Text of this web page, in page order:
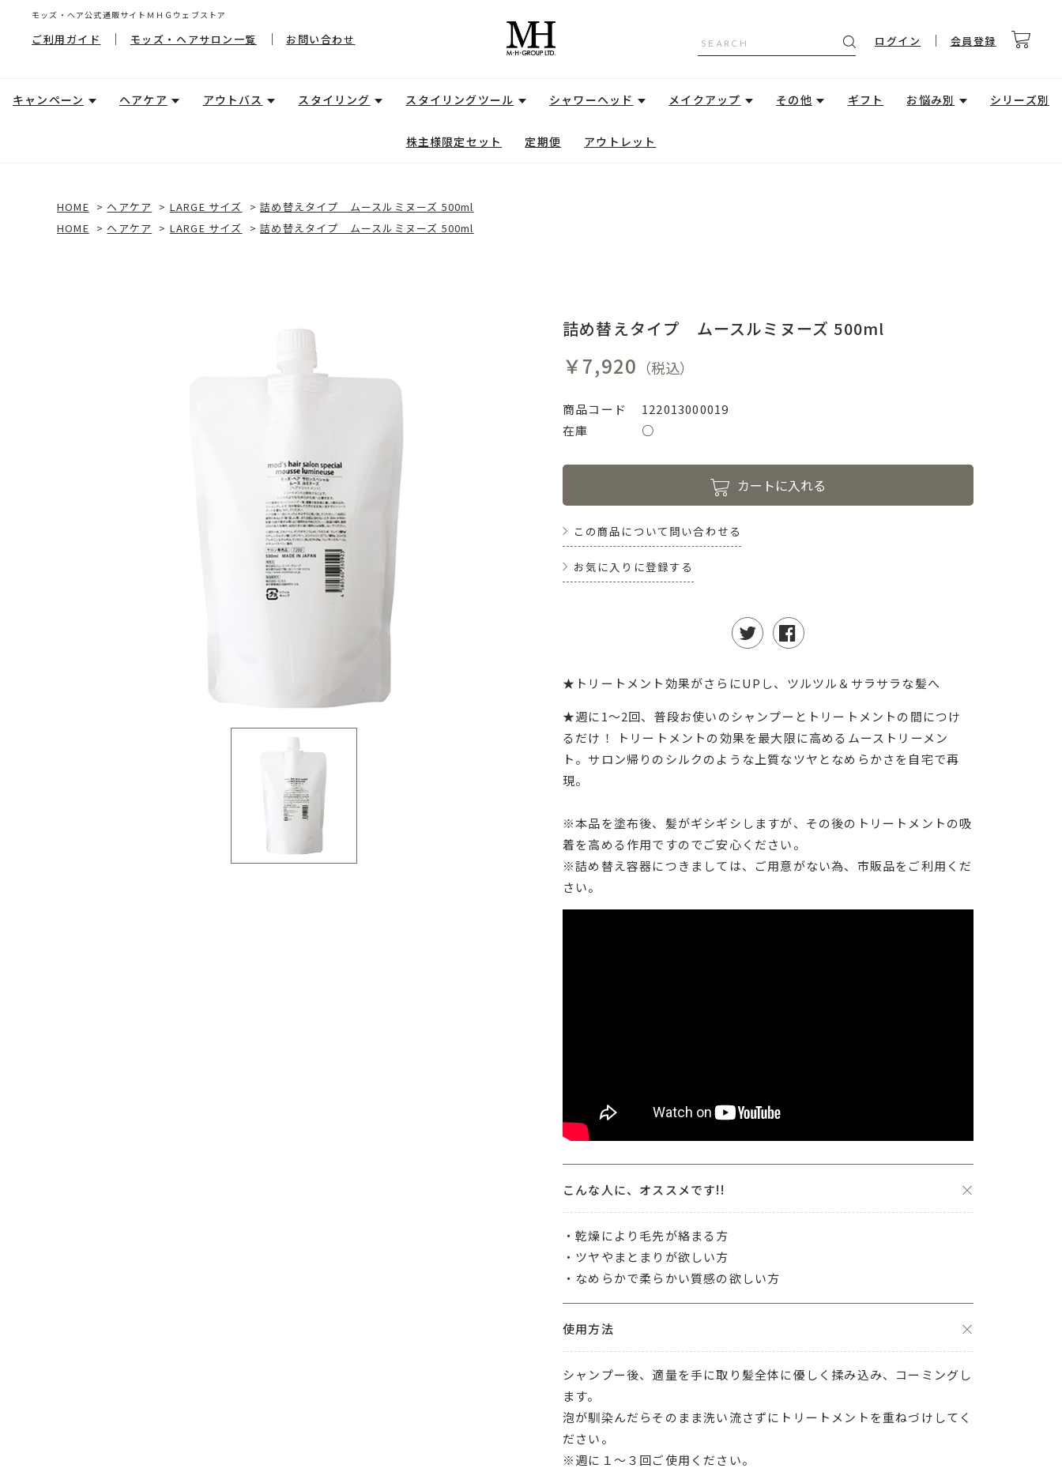
モッズ・ヘア公式通販サイトＭＨＧウェブストア
ご利用ガイド モッズ・ヘアサロン一覧 お問い合わせ ログイン 会員登録
キャンペーン ヘアケア アウトバス スタイリング スタイリングツール シャワーヘッド メイクアップ その他 ギフト お悩み別 シリーズ別
株主様限定セット 定期便 アウトレット
HOME > ヘアケア > LARGE サイズ >詰め替えタイプ ムースルミヌーズ 500ml
HOME > ヘアケア > LARGE サイズ >詰め替えタイプ ムースルミヌーズ 500ml
詰め替えタイプ ムースルミヌーズ 500ml
￥7,920 （税込）
商品コード
122013000019
在庫
○
カートに入れる
この商品について問い合わせる
お気に入りに登録する
★トリートメント効果がさらにUPし、ツルツル＆サラサラな髪へ
★週に1～2回、普段お使いのシャンプーとトリートメントの間につけ
るだけ！ トリートメントの効果を最大限に高めるムーストリーメン
ト。サロン帰りのシルクのような上質なツヤとなめらかさを自宅で再
現。
※本品を塗布後、髪がギシギシしますが、その後のトリートメントの吸
着を高める作用ですのでご安心ください。
※詰め替え容器につきましては、ご用意がない為、市販品をご利用くだ
さい。
こんな人に、オススメです!!
・乾燥により毛先が絡まる方
・ツヤやまとまりが欲しい方
・なめらかで柔らかい質感の欲しい方
使用方法
シャンプー後、適量を手に取り髪全体に優しく揉み込み、コーミングし
ます。
泡が馴染んだらそのまま洗い流さずにトリートメントを重ねづけしてく
ださい。
※週に１～３回ご使用ください。